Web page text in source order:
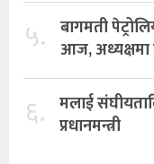
५. बागमती
आज, अध्यक्षमा
६. मलाई
प्रधानमन्त्री